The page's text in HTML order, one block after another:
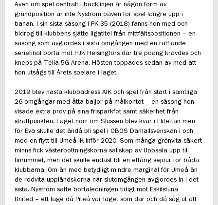
Även om spel centralt i backlinjen är någon form av
grundposition är inte Nyström oäven för spel längre upp i
banan. I sin sista säsong i PK-35 (2018) fanns hon med och
bidrog till klubbens sjätte ligatitel från mittfältspositionen – en
säsong som avgjordes i sista omgången med en rafflande
seriefinal borta mot HJK Helsingfors där tre poäng krävdes och
kneps på Telia 5G Arena. Hösten toppades sedan av med att
hon utsågs till Årets spelare i laget.
2019 blev nästa klubbadress AIK och spel från start i samtliga
26 omgångar med åtta baljor på målkontot – en säsong hon
visade extra prov på sina frisparkfot samt säkerhet från
straffpunkten. Laget norr om Slussen blev kvar i Elitettan men
för Eva skulle det ändå bli spel i OBOS Damallsvenskan i och
med en flytt till Umeå IK inför 2020. Som många grönvita säkert
minns fick västerbottningskorna sällskap av Uppsala upp till
finrummet, men det skulle endast bli en ettårig sejour för båda
klubbarna. Om än med betydligt mindre marginal för Umeå än
de rödvita uppländskorna när slutomgången avgjordes in i det
sista. Nyström satte bortaledningen tidigt mot Eskilstuna
United – ett läge då Piteå var laget som där och då såg ut att